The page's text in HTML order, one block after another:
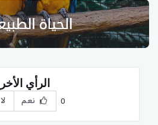
الرأي الأخر
0 نعم لا